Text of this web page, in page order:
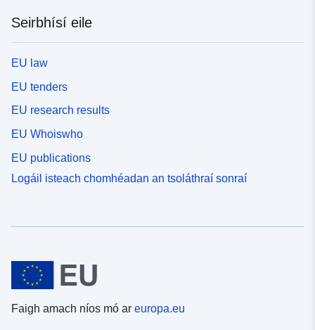
Seirbhísí eile
EU law
EU tenders
EU research results
EU Whoiswho
EU publications
Logáil isteach chomhéadan an tsoláthraí sonraí
Faigh amach níos mó ar europa.eu